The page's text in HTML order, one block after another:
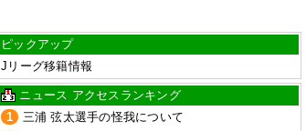
ピックアップ
Jリーグ移籍情報
ニュース アクセスランキング
1
三浦 弦太選手の怪我について